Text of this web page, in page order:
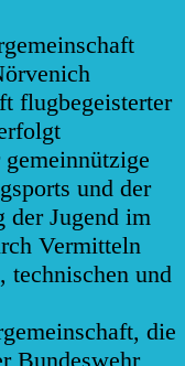
flugbegeisterter
und der
der Jugend im
Vermitteln
technischen und
die
Bundeswehr